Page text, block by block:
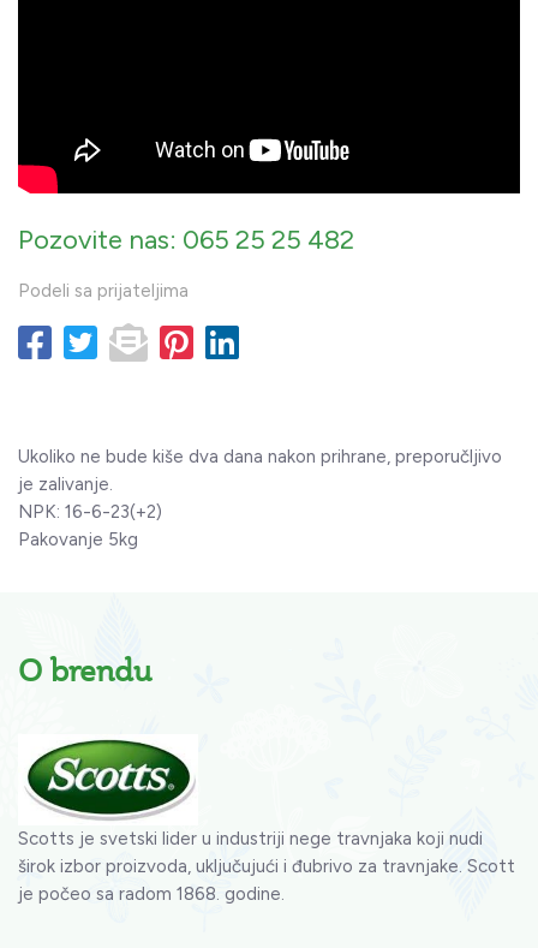
Pozovite nas: 065 25 25 482
Podeli sa prijateljima
Ukoliko ne bude kiše dva dana nakon prihrane, preporučljivo
je zalivanje.
NPK: 16-6-23(+2)
Pakovanje 5kg
O brendu
Scotts je svetski lider u industriji nege travnjaka koji nudi
širok izbor proizvoda, uključujući i đubrivo za travnjake. Scott
je počeo sa radom 1868. godine.